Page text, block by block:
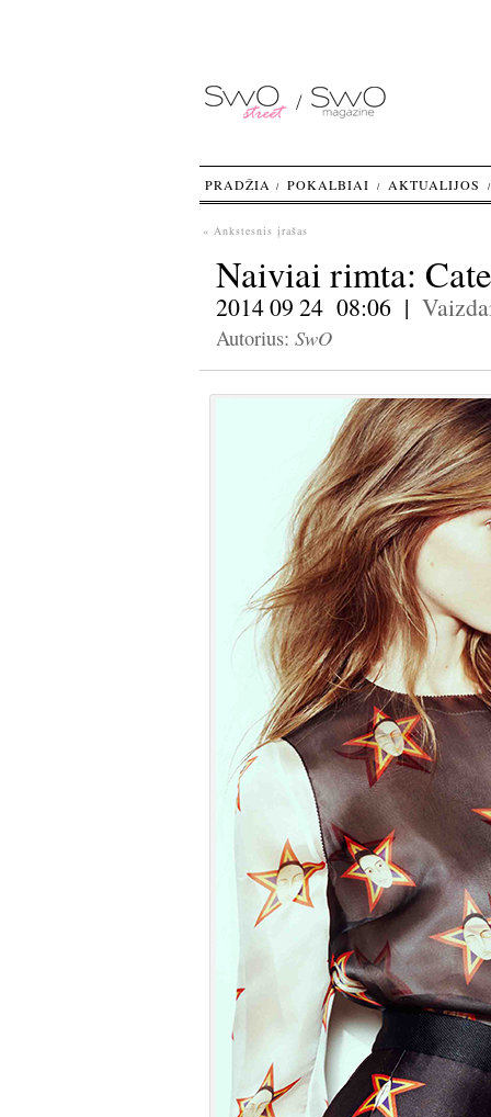
« Ankstesnis įrašas
Naiviai rimta:
2014 09 24 08:06 |
Autorius: SwO
PRADŽIA POKALBIAI AKTUALIJOS